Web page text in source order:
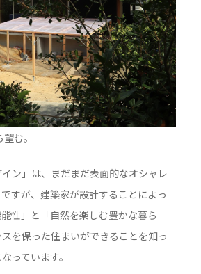
む。
イン」は、まだまだ表面的なオシャレ
すが、建築家が設計することによっ
性」と「自然を楽しむ豊かな暮ら
を保った住まいができることを知っ
っています。